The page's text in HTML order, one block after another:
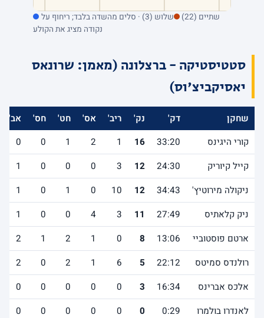
שתיים (22)
שלוש (3) · סלים מהשדה בלבד; ריחוף על
נקודה מציג את הקולע
סטטיסטיקה - ברצלונה (מאמן: שרונאס
יאסיקביצ'וס)
שחקן דק' נק' ריב' אס' חט' חס'
אב'
קורי היגינס
33:20
16
1
2
1
0
0
קייל קיוריק
24:30
12
3
0
0
0
1
ניקולה מירוטיץ'
34:43
12
10
0
1
0
1
ניק קלאתיס
27:49
11
3
4
0
0
1
ארטם פוסטוביי
13:06
8
0
1
2
1
2
רולנדס סמיטס
22:12
5
6
1
2
0
2
אלכס אברינס
16:34
3
0
0
0
0
0
לאנדרו בולמרו
0:29
0
0
0
0
0
0